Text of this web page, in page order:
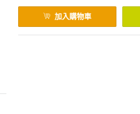
加入購物車